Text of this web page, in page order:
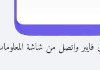
واتصل من شاشة